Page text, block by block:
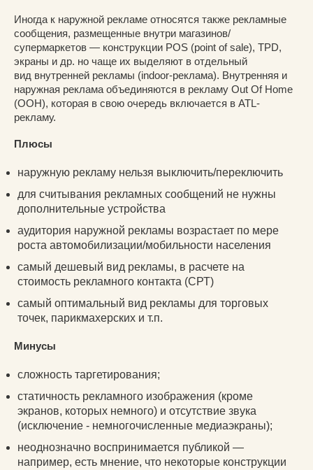
Иногда к наружной рекламе относятся также рекламные
сообщения, размещенные внутри магазинов/
супермаркетов — конструкции POS (point of sale), TPD,
экраны и др. но чаще их выделяют в отдельный
вид внутренней рекламы (indoor-реклама). Внутренняя и
наружная реклама объединяются в рекламу Out Of Home
(OOH), которая в свою очередь включается в ATL-
рекламу.
Плюсы
наружную рекламу нельзя выключить/переключить
для считывания рекламных сообщений не нужны
дополнительные устройства
аудитория наружной рекламы возрастает по мере
роста автомобилизации/мобильности населения
самый дешевый вид рекламы, в расчете на
стоимость рекламного контакта (СРТ)
самый оптимальный вид рекламы для торговых
точек, парикмахерских и т.п.
Минусы
сложность таргетирования;
статичность рекламного изображения (кроме
экранов, которых немного) и отсутствие звука
(исключение - немногочисленные медиаэкраны);
неоднозначно воспринимается публикой —
например, есть мнение, что некоторые конструкции